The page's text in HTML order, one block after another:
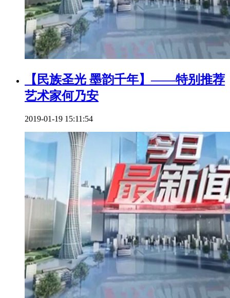
【民族圣光 墨韵千年】——特别推荐
艺术家何乃安
2019-01-19 15:11:54